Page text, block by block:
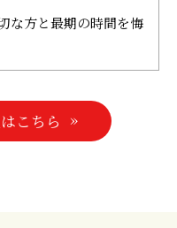
な方と最期の時間を悔
こちら